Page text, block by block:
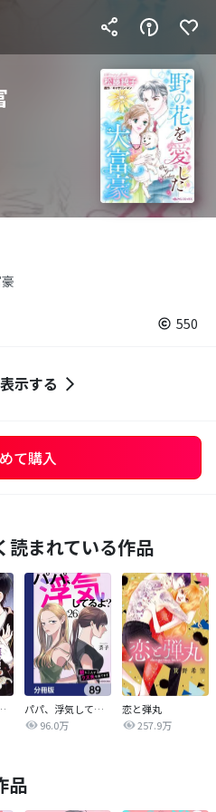
550
示する
て購入
読まれている作品
騙されない
パパ、浮気してるよ？娘と二人でクズ夫を捨てます【分冊版】
96.0万
恋と弾丸
257.9万
品